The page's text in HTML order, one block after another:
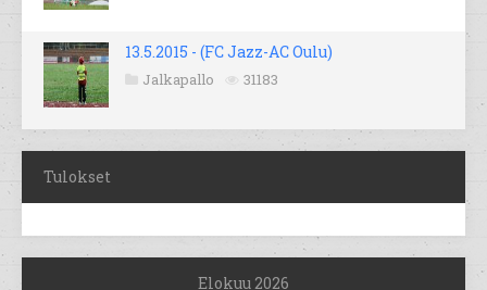
13.5.2015 - (FC Jazz-AC Oulu)
Jalkapallo 31183
Tulokset
Elokuu 2026